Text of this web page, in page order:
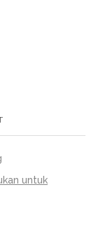
untuk